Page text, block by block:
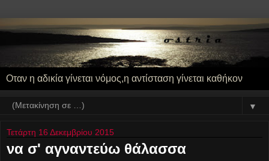
Οταν η αδικία γίνεται νόμος,η αντίσταση γίνεται καθήκον
▼
Τετάρτη 16 Δεκεμβρίου 2015
να σ' αγναντεύω θάλασσα